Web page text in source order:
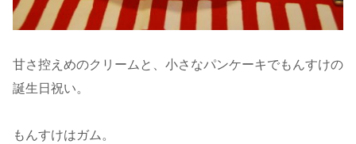
甘さ控えめのクリームと、小さなパンケーキでもんすけの
誕生日祝い。
もんすけはガム。